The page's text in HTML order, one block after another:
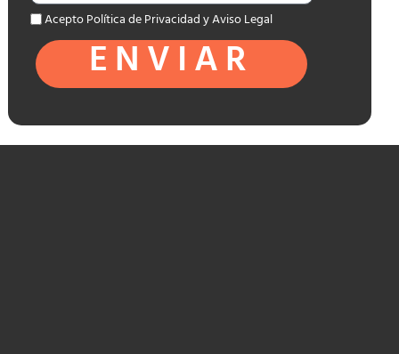
Acepto Política de Privacidad y Aviso Legal
ENVIAR